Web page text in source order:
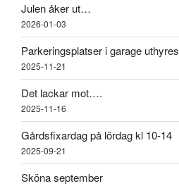
Julen åker ut…
2026-01-03
Parkeringsplatser i garage uthyres
2025-11-21
Det lackar mot….
2025-11-16
Gårdsfixardag på lördag kl 10-14
2025-09-21
Sköna september